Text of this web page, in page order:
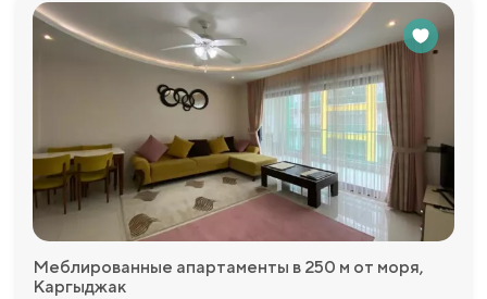
Меблированные апартаменты в 250 м от моря,
Каргыджак